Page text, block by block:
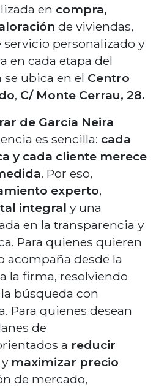
en compra,
de viviendas,
personalizado y
en cada etapa del
ubica en el Centro
, C/ Monte Cerrau, 28.
de García Neira
es sencilla: cada
y cada cliente merece
. Por eso,
experto,
integral y una
en la transparencia y
Para quienes quieren
acompaña desde la
la firma, resolviendo
búsqueda con
Para quienes desean
de
a reducir
y maximizar precio
de mercado,